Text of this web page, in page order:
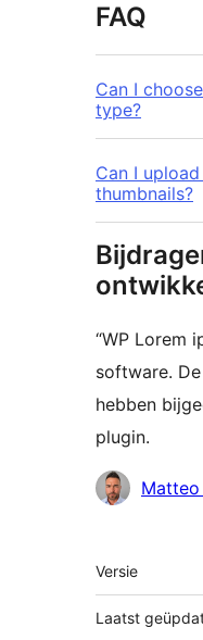
FAQ
Can I
type?
Can I
thumbnails?
“WP Lorem
software.
hebben
plugin.
Bijdragers
Matteo
Meta
Versie
Laatst